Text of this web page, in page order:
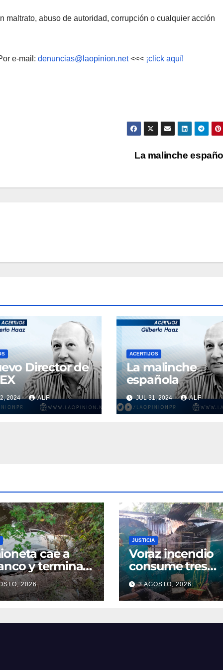
maltrato, abuso de autoridad, corrupción o cualquier acción
e-mail: denuncias@laopinion.net<<< ¡click aquí!
La malinche
Director de
2024 ALF
ACERTIJOS
La malinche
española
JUL 31, 2024 ALF
cae a
y termina
de una poza
sale con
2026
JUSTICIA
Voraz incendio
consume tres
cuartos de una
vivienda en la
colonia Manuel
3 AGOSTO, 2026